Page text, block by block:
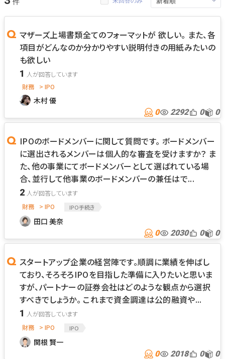
マザーズ上場書類全てのフォーマットが 欲しい。 また、各
項目がどんなのか分かりやすい説明付きの用紙みたいの
も欲しい
1
財務 > IPO
木村 優
0 2292 0 0
IPOのボードメンバーに関して質問です。 ボードメンバー
に選出されるメンバーは個人的な審査を受けますか？ ま
た、他の事業にてボードメンバーとして選ばれている場
合、並行して他事業のボードメンバーの兼任はで...
2
財務 > IPO IPO手続き
田口 美奈
0 2030 0 0
スタートアップ企業の経営陣です。順調に業績を伸ばし
ており、そろそろIPOを目指した準備に入りたいと思いま
すが、パートナーの証券会社はどのような観点から選択
すべきでしょうか。 これまで資金調達は公的融資や...
1
財務 > IPO IPO
関根 賢一
0 2018 0 0